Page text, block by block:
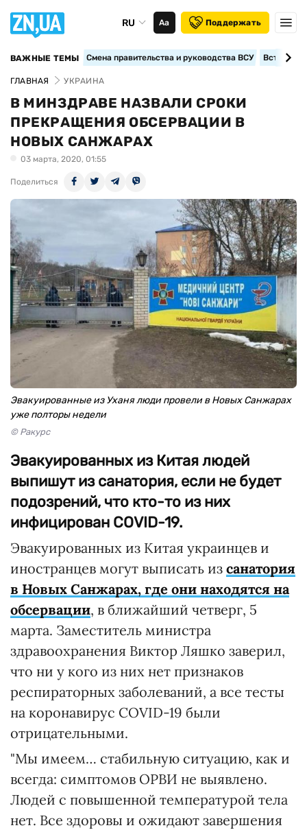
RU Аа Поддержать
ВАЖНЫЕ ТЕМЫ Смена правительства и руководства ВСУ
ГЛАВНАЯ УКРАИНА
В МИНЗДРАВЕ НАЗВАЛИ СРОКИ
ПРЕКРАЩЕНИЯ ОБСЕРВАЦИИ В
НОВЫХ САНЖАРАХ
03 марта, 2020, 01:55
Поделиться
Эвакуированные из Уханя люди провели в Новых Санжарах
уже полторы недели
© Ракурс
Эвакуированных из Китая людей
выпишут из санатория, если не будет
подозрений, что кто-то из них
инфицирован COVID-19.
Эвакуированных из Китая украинцев и
иностранцев могут выписать из санатория
в Новых Санжарах, где они находятся на
обсервации, в ближайший четверг, 5
марта. Заместитель министра
здравоохранения Виктор Ляшко заверил,
что ни у кого из них нет признаков
респираторных заболеваний, а все тесты
на коронавирус COVID-19 были
отрицательными.
"Мы имеем… стабильную ситуацию, как и
всегда: симптомов ОРВИ не выявлено.
Людей с повышенной температурой тела
нет. Все здоровы и ожидают завершения